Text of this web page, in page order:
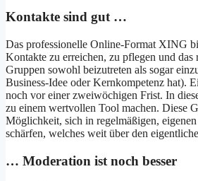
Kontakte sind gut …
Das professionelle Online-Format XING
Kontakte zu erreichen, zu pflegen und
Gruppen sowohl beizutreten als sogar
Business-Idee oder Kernkompetenz hat).
noch vor einer zweiwöchigen Frist. In
zu einem wertvollen Tool machen. Diese
Möglichkeit, sich in regelmäßigen,
schärfen, welches weit über den
… Moderation ist noch besser